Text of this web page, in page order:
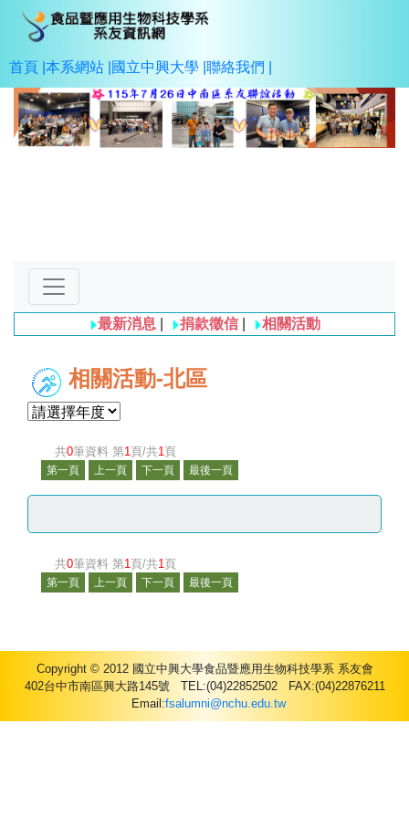
首頁 | 本系網站 | 國立中興大學 | 聯絡我們 |
最新消息 捐款徵信 相關活動
相關活動-北區
共0筆資料 第1頁/共1頁
共0筆資料 第1頁/共1頁
Copyright © 2012 國立中興大學食品暨應用生物科技學系 系友會
402台中市南區興大路145號 TEL:(04)22852502 FAX:(04)22876211
Email:fsalumni@nchu.edu.tw